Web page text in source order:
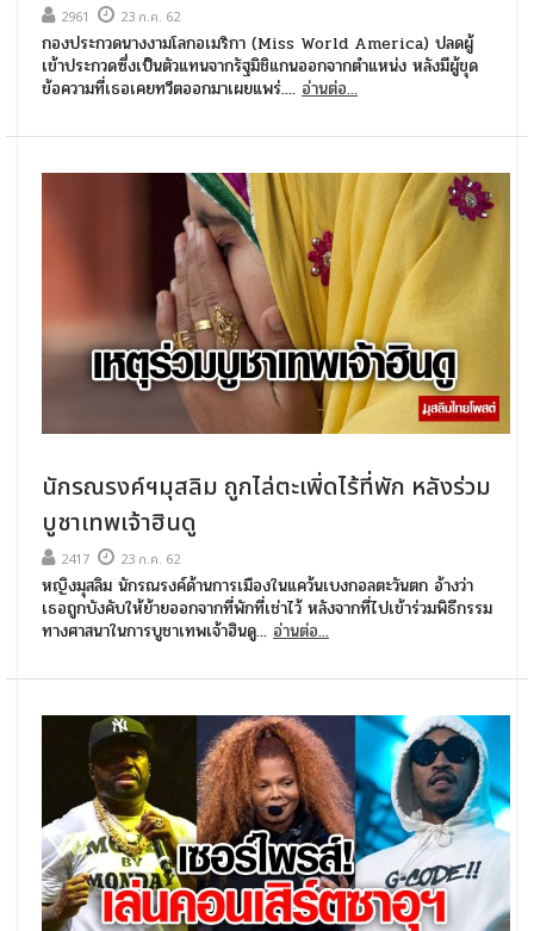
2961 23 ก.ค. 62
กองประกวดนางงามโลกอเมริกา (Miss World America) ปลดผู้
เข้าประกวดซึ่งเป็นตัวแทนจากรัฐมิชิแกนออกจากตำแหน่ง หลังมีผู้ขุด
ข้อความที่เธอเคยทวีตออกมาเผยแพร่.... อ่านต่อ...
นักรณรงค์ฯมุสลิม ถูกไล่ตะเพิ่ดไร้ที่พัก หลังร่วม
บูชาเทพเจ้าฮินดู
2417 23 ก.ค. 62
หญิงมุสลิม นักรณรงค์ด้านการเมืองในแคว้นเบงกอลตะวันตก อ้างว่า
เธอถูกบังคับให้ย้ายออกจากที่พักที่เช่าไว้ หลังจากที่ไปเข้าร่วมพิธีกรรม
ทางศาสนาในการบูชาเทพเจ้าฮินดู... อ่านต่อ...